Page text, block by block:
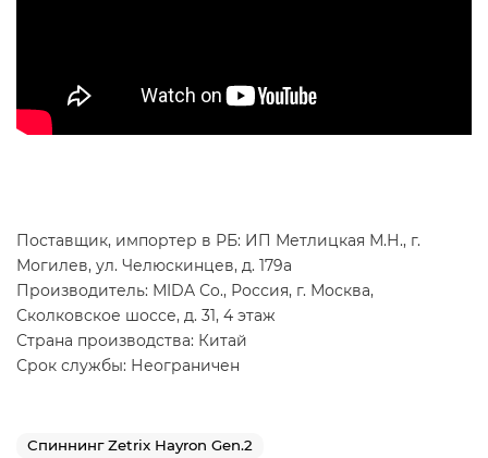
Поставщик, импортер в РБ: ИП Метлицкая М.Н., г.
Могилев, ул. Челюскинцев, д. 179а
Производитель: МIDA Сo., Россия, г. Москва,
Сколковское шоссе, д. 31, 4 этаж
Страна производства: Китай
Срок службы: Неограничен
Спиннинг Zetrix Hayron Gen.2